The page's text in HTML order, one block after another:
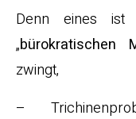
Denn eines
„bürokratischen
zwingt,
–